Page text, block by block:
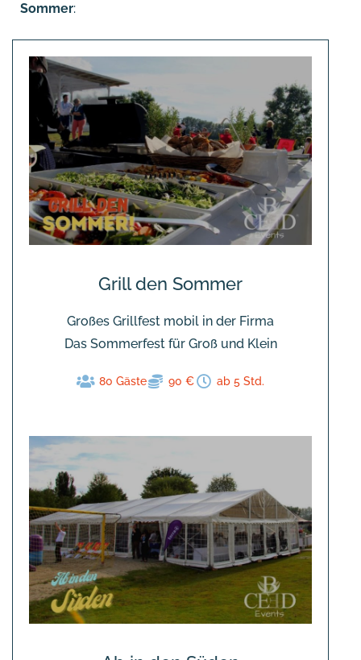
Sommer:
Grill den Sommer
Großes Grillfest mobil in der Firma
Das Sommerfest für Groß und Klein
80 Gäste 90 € ab 5 Std.